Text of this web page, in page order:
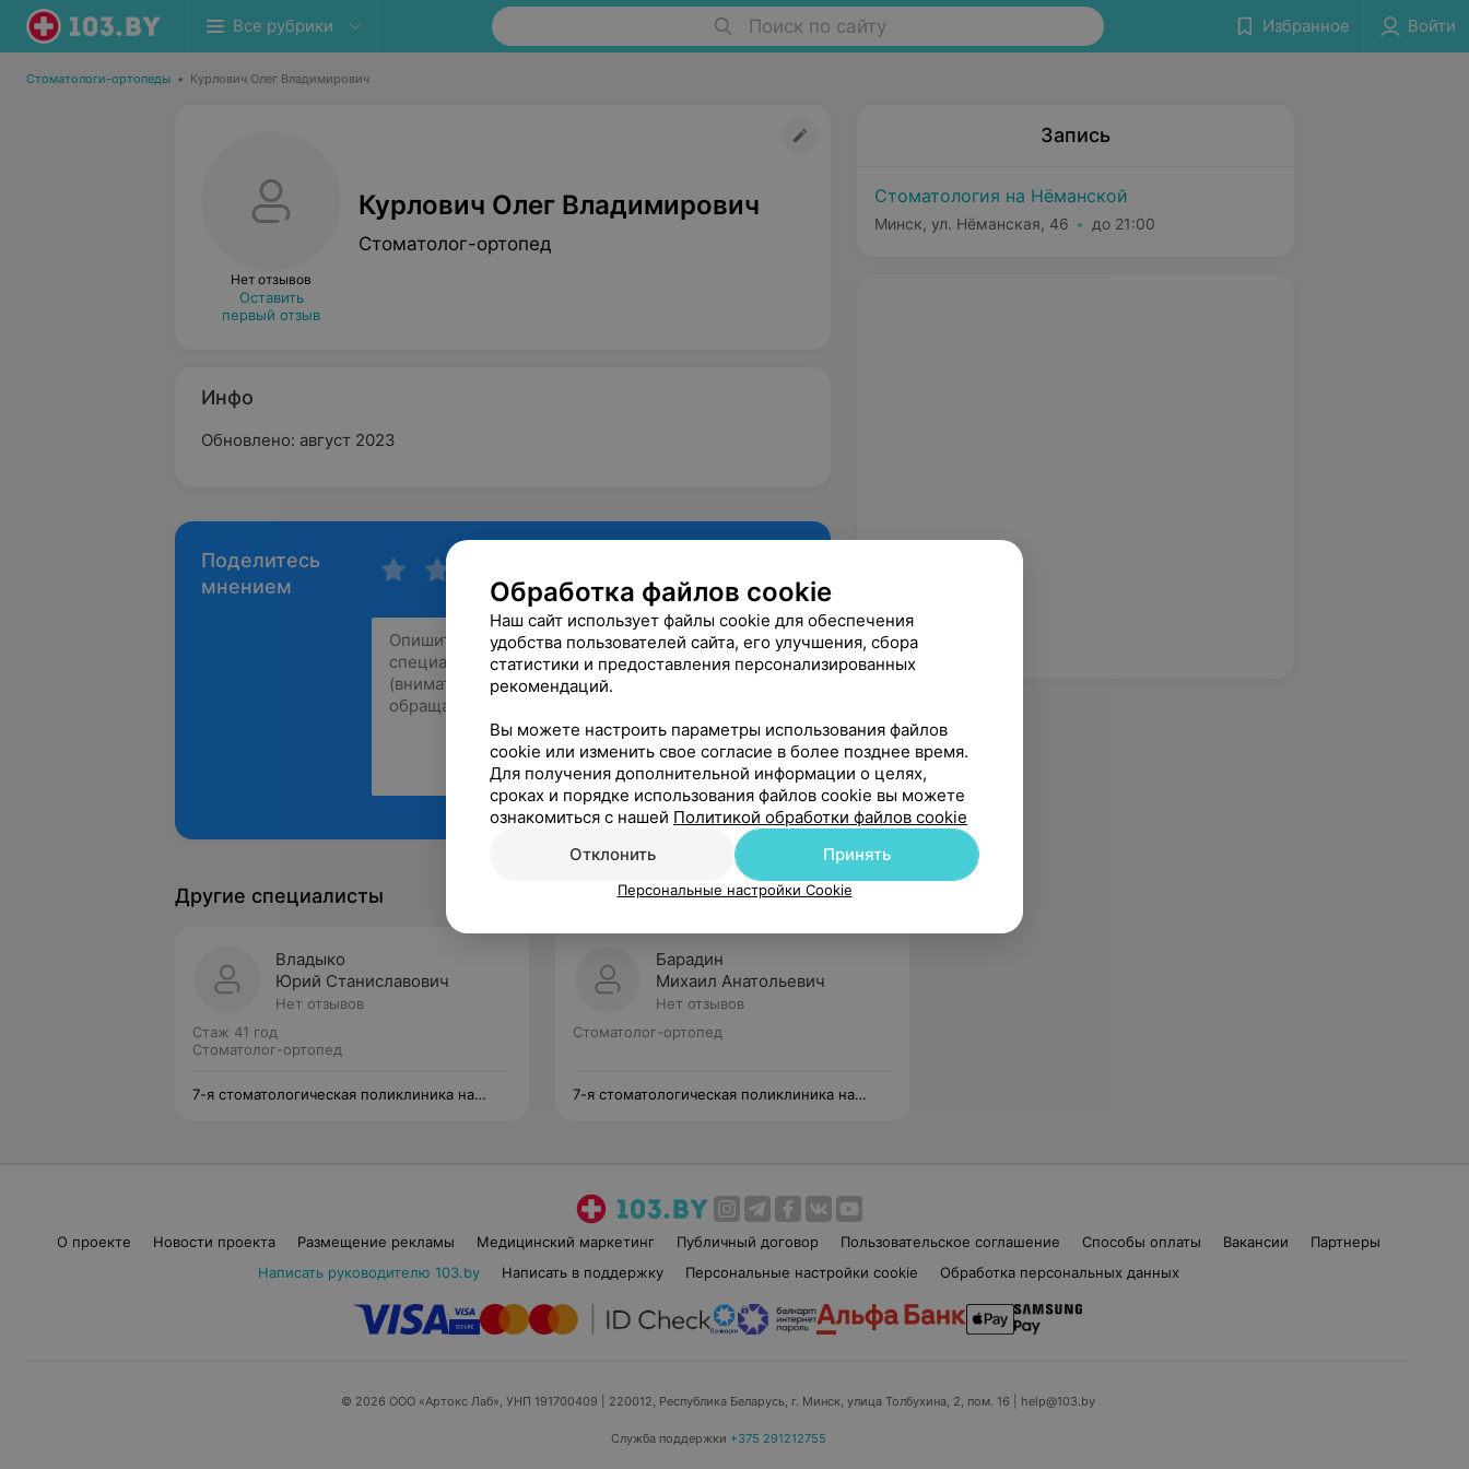
Все рубрики Поиск по сайту Избранное Войти
Стоматологи-ортопеды • Курлович Олег Владимирович
Нет отзывов
Оставить
первый отзыв
Курлович Олег Владимирович
Стоматолог-ортопед
Инфо
Обновлено: август 2023
Поделитесь
мнением
Рекомендую
Запись
Стоматология на Нёманской
Минск, ул. Нёманская, 46 до 21:00
Другие специалисты
Владыко
Юрий Станиславович
Нет отзывов
Стаж 41 год
Стоматолог-ортопед
7-я стоматологическая поликлиника на
Барадин
Михаил Анатольевич
Нет отзывов
Стоматолог-ортопед
7-я стоматологическая поликлиника на
О проекте Новости проекта Размещение рекламы Медицинский маркетинг Публичный договор Пользовательское соглашение Способы оплаты Вакансии
Партнеры
Написать руководителю 103.by
Написать в поддержку Персональные настройки cookie Обработка персональных данных
© 2026 ООО «Артокс Лаб», УНП 191700409 | 220012, Республика Беларусь, г. Минск, улица Толбухина, 2, пом. 16 | help@103.by
Служба поддержки +375 291212755
Обработка файлов cookie
Наш сайт использует файлы cookie для обеспечения
удобства пользователей сайта, его улучшения, сбора
статистики и предоставления персонализированных
рекомендаций.
Вы можете настроить параметры использования файлов
cookie или изменить свое согласие в более позднее время.
Для получения дополнительной информации о целях,
сроках и порядке использования файлов cookie вы можете
ознакомиться с нашей Политикой обработки файлов cookie
Отклонить
Принять
Персональные настройки Cookie